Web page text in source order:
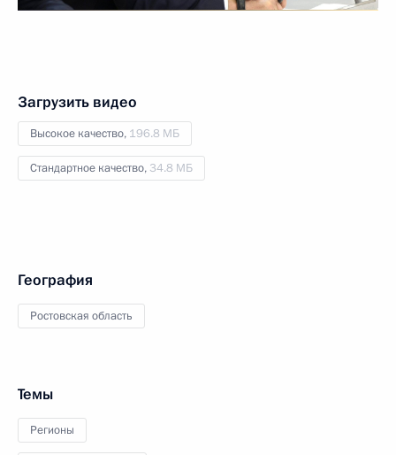
Загрузить видео
Высокое качество, 196.8 МБ
Стандартное качество, 34.8 МБ
География
Ростовская область
Темы
Регионы